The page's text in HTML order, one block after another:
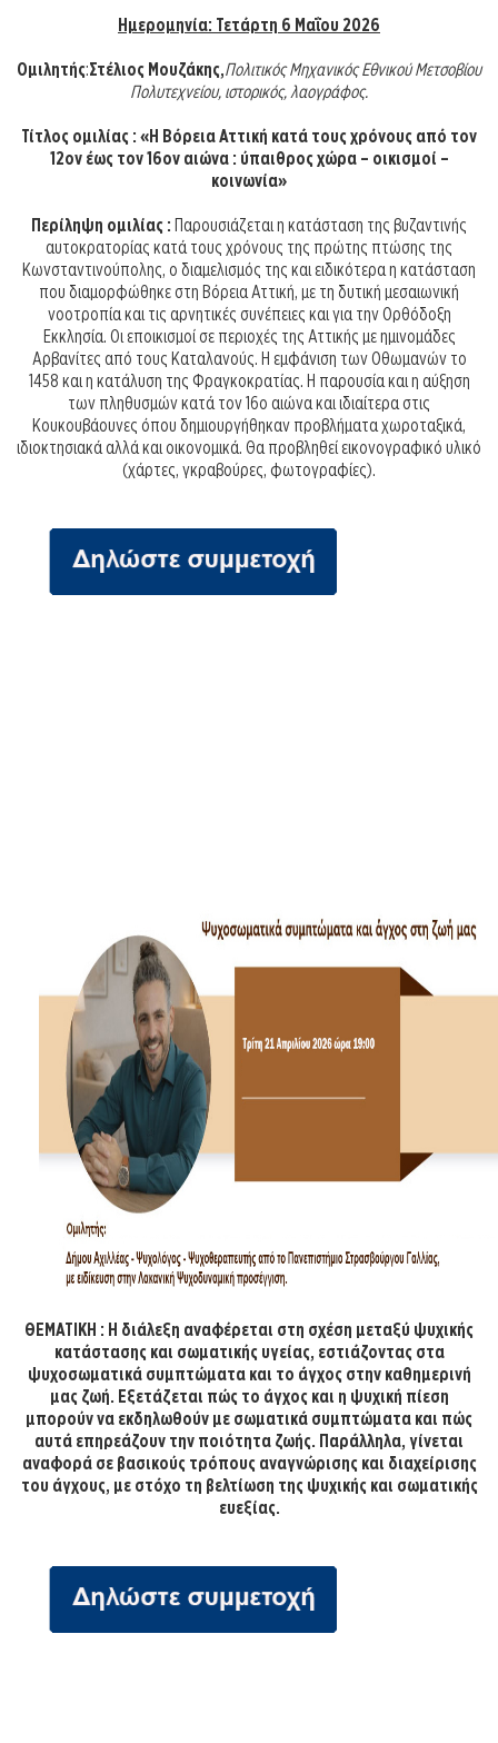
Ημερομηνία: Τετάρτη 6 Μαΐου 2026
Ομιλητής:Στέλιος Μουζάκης,Πολιτικός Μηχανικός Εθνικού Μετσοβίου
Πολυτεχνείου, ιστορικός, λαογράφος.
Τίτλος ομιλίας : «Η Βόρεια Αττική κατά τους χρόνους από τον
12ον έως τον 16ον αιώνα : ύπαιθρος χώρα – οικισμοί –
κοινωνία»
Περίληψη ομιλίας : Παρουσιάζεται η κατάσταση της βυζαντινής
αυτοκρατορίας κατά τους χρόνους της πρώτης πτώσης της
Κωνσταντινούπολης, ο διαμελισμός της και ειδικότερα η κατάσταση
που διαμορφώθηκε στη Βόρεια Αττική, με τη δυτική μεσαιωνική
νοοτροπία και τις αρνητικές συνέπειες και για την Ορθόδοξη
Εκκλησία. Οι εποικισμοί σε περιοχές της Αττικής με ημινομάδες
Αρβανίτες από τους Καταλανούς. Η εμφάνιση των Οθωμανών το
1458 και η κατάλυση της Φραγκοκρατίας. Η παρουσία και η αύξηση
των πληθυσμών κατά τον 16ο αιώνα και ιδιαίτερα στις
Κουκουβάουνες όπου δημιουργήθηκαν προβλήματα χωροταξικά,
ιδιοκτησιακά αλλά και οικονομικά. Θα προβληθεί εικονογραφικό υλικό
(χάρτες, γκραβούρες, φωτογραφίες).
ΘΕΜΑΤΙΚΗ : Η διάλεξη αναφέρεται στη σχέση μεταξύ ψυχικής
κατάστασης και σωματικής υγείας, εστιάζοντας στα
ψυχοσωματικά συμπτώματα και το άγχος στην καθημερινή
μας ζωή. Εξετάζεται πώς το άγχος και η ψυχική πίεση
μπορούν να εκδηλωθούν με σωματικά συμπτώματα και πώς
αυτά επηρεάζουν την ποιότητα ζωής. Παράλληλα, γίνεται
αναφορά σε βασικούς τρόπους αναγνώρισης και διαχείρισης
του άγχους, με στόχο τη βελτίωση της ψυχικής και σωματικής
ευεξίας.